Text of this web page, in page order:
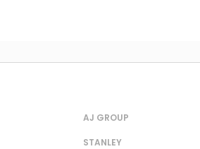
AJ GROUP
STANLEY